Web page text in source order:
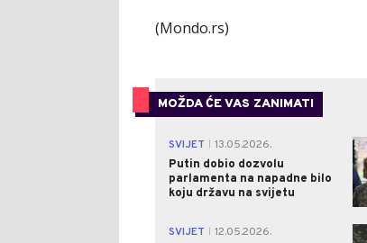
(Mondo.rs)
MOŽDA ĆE VAS ZANIMATI
SVIJET
13.05.2026.
Putin dobio dozvolu
parlamenta na napadne bilo
koju državu na svijetu
SVIJET
12.05.2026.